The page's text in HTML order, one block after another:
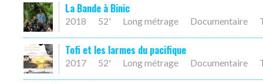
La Bande à Binic
2018 52' Long métrage Documentaire
Tofi et les larmes du pacifique
2017 52' Long métrage Documentaire